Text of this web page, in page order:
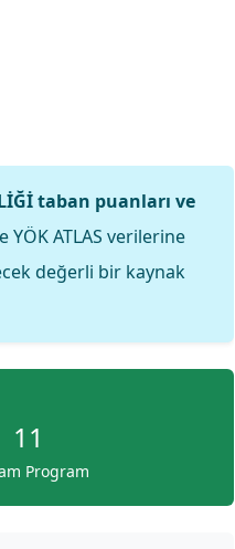
taban puanları ve
ATLAS verilerine
değerli bir kaynak
11
Program